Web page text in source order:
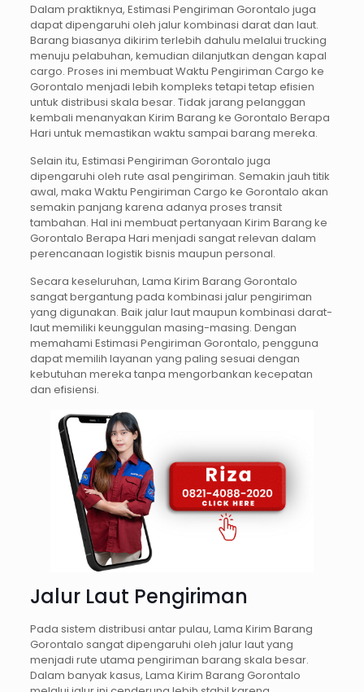
Dalam praktiknya, Estimasi Pengiriman Gorontalo juga
dapat dipengaruhi oleh jalur kombinasi darat dan laut.
Barang biasanya dikirim terlebih dahulu melalui trucking
menuju pelabuhan, kemudian dilanjutkan dengan kapal
cargo. Proses ini membuat Waktu Pengiriman Cargo ke
Gorontalo menjadi lebih kompleks tetapi tetap efisien
untuk distribusi skala besar. Tidak jarang pelanggan
kembali menanyakan Kirim Barang ke Gorontalo Berapa
Hari untuk memastikan waktu sampai barang mereka.
Selain itu, Estimasi Pengiriman Gorontalo juga
dipengaruhi oleh rute asal pengiriman. Semakin jauh titik
awal, maka Waktu Pengiriman Cargo ke Gorontalo akan
semakin panjang karena adanya proses transit
tambahan. Hal ini membuat pertanyaan Kirim Barang ke
Gorontalo Berapa Hari menjadi sangat relevan dalam
perencanaan logistik bisnis maupun personal.
Secara keseluruhan, Lama Kirim Barang Gorontalo
sangat bergantung pada kombinasi jalur pengiriman
yang digunakan. Baik jalur laut maupun kombinasi darat-
laut memiliki keunggulan masing-masing. Dengan
memahami Estimasi Pengiriman Gorontalo, pengguna
dapat memilih layanan yang paling sesuai dengan
kebutuhan mereka tanpa mengorbankan kecepatan
dan efisiensi.
Jalur Laut Pengiriman
Pada sistem distribusi antar pulau, Lama Kirim Barang
Gorontalo sangat dipengaruhi oleh jalur laut yang
menjadi rute utama pengiriman barang skala besar.
Dalam banyak kasus, Lama Kirim Barang Gorontalo